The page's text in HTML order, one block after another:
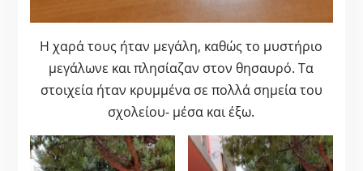
Η χαρά τους ήταν μεγάλη, καθώς το μυστήριο
μεγάλωνε και πλησίαζαν στον θησαυρό. Τα
στοιχεία ήταν κρυμμένα σε πολλά σημεία του
σχολείου- μέσα και έξω.